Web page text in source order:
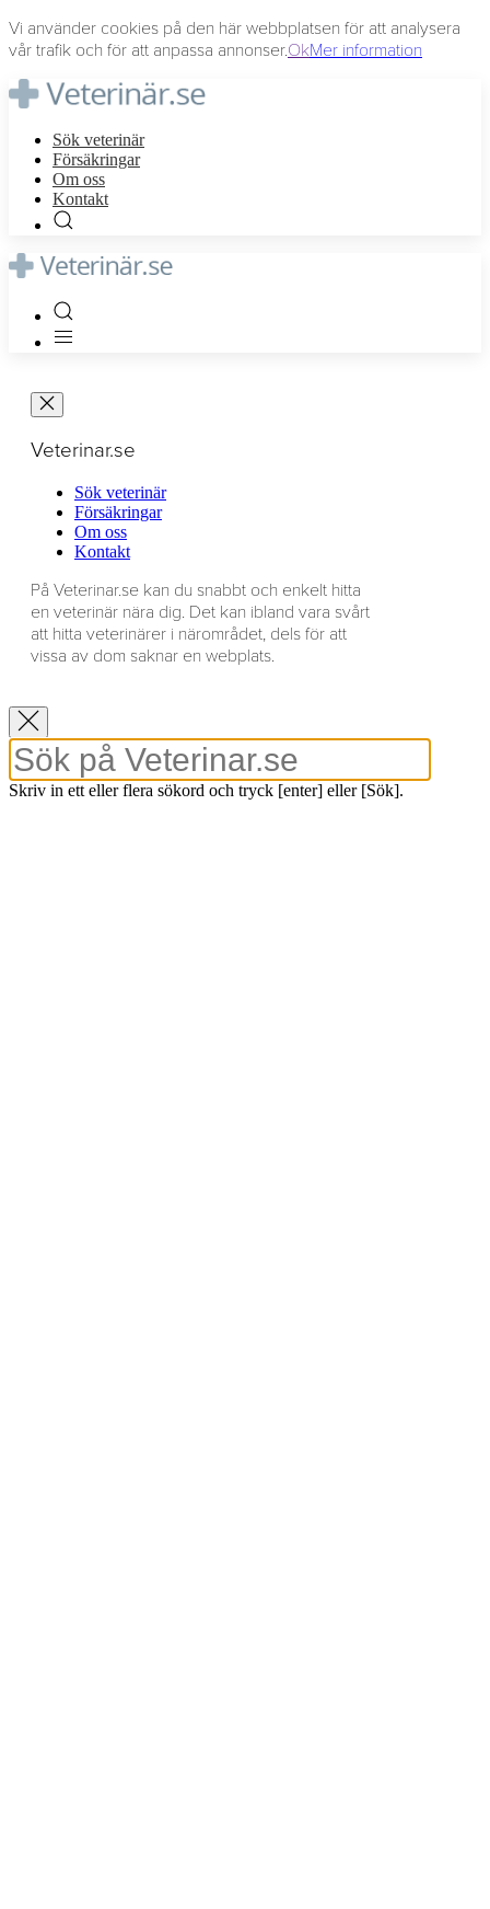
Vi använder cookies på den här webbplatsen för att analysera
vår trafik och för att anpassa annonser.OkMer information
Sök veterinär
Försäkringar
Om oss
Kontakt
Veterinar.se
Sök veterinär
Försäkringar
Om oss
Kontakt
På Veterinar.se kan du snabbt och enkelt hitta
en veterinär nära dig. Det kan ibland vara svårt
att hitta veterinärer i närområdet, dels för att
vissa av dom saknar en webplats.
Skriv in ett eller flera sökord och tryck [enter] eller [Sök].